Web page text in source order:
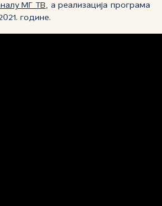
МГ ТВ, а реализација програма
године.